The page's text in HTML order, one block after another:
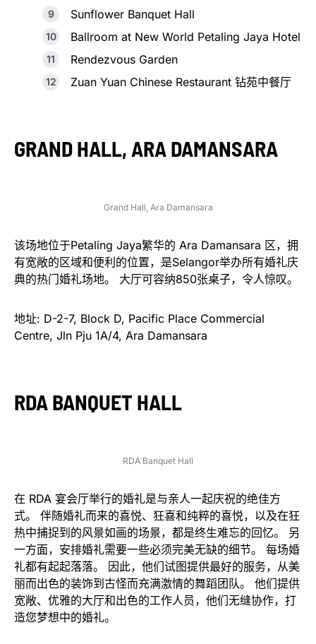
Sunflower Banquet Hall
Ballroom at New World Petaling Jaya Hotel
Rendezvous Garden
Zuan Yuan Chinese Restaurant 钻苑中餐厅
GRAND HALL, ARA DAMANSARA
Grand Hall, Ara Damansara
该场地位于Petaling Jaya繁华的 Ara Damansara 区，拥
有宽敞的区域和便利的位置，是Selangor举办所有婚礼庆
典的热门婚礼场地。 大厅可容纳850张桌子，令人惊叹。
地址: D-2-7, Block D, Pacific Place Commercial
Centre, Jln Pju 1A/4, Ara Damansara
RDA BANQUET HALL
RDA Banquet Hall
在 RDA 宴会厅举行的婚礼是与亲人一起庆祝的绝佳方
式。 伴随婚礼而来的喜悦、狂喜和纯粹的喜悦，以及在狂
热中捕捉到的风景如画的场景，都是终生难忘的回忆。 另
一方面，安排婚礼需要一些必须完美无缺的细节。 每场婚
礼都有起起落落。 因此，他们试图提供最好的服务，从美
丽而出色的装饰到古怪而充满激情的舞蹈团队。 他们提供
宽敞、优雅的大厅和出色的工作人员，他们无缝协作，打
造您梦想中的婚礼。